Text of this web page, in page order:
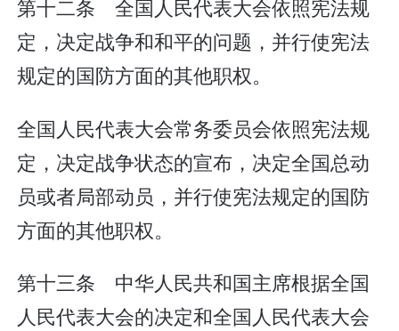
第十二条 全国人民代表大会依照宪法规
定，决定战争和和平的问题，并行使宪法
规定的国防方面的其他职权。
全国人民代表大会常务委员会依照宪法规
定，决定战争状态的宣布，决定全国总动
员或者局部动员，并行使宪法规定的国防
方面的其他职权。
第十三条 中华人民共和国主席根据全国
人民代表大会的决定和全国人民代表大会